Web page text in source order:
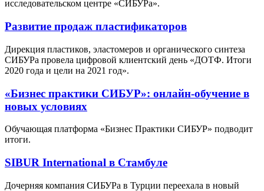
исследовательском центре «СИБУРа».
Развитие продаж пластификаторов
Дирекция пластиков, эластомеров и органического синтеза
СИБУРа провела цифровой клиентский день «ДОТФ. Итоги
2020 года и цели на 2021 год».
«Бизнес практики СИБУР»: онлайн-обучение в
новых условиях
Обучающая платформа «Бизнес Практики СИБУР» подводит
итоги.
SIBUR International в Стамбуле
Дочерняя компания СИБУРа в Турции переехала в новый